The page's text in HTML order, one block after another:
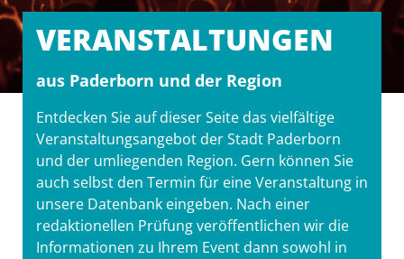
VERANSTALT­UNGEN
aus Paderborn und der Region
Entdecken Sie auf dieser Seite das vielfältige
Veranstaltungsangebot der Stadt Paderborn
und der umliegenden Region. Gern können Sie
auch selbst den Termin für eine Veranstaltung in
unsere Datenbank eingeben. Nach einer
redaktionellen Prüfung veröffentlichen wir die
Informationen zu Ihrem Event dann sowohl in